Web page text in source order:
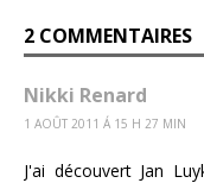
2 COMMENTAIRES
Nikki Renard
1 AOÛT 2011 Á 15 H 27 MIN
J'ai découvert Jan